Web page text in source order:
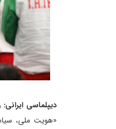
دیپلماسی ایرانی:
«هویت ملی،